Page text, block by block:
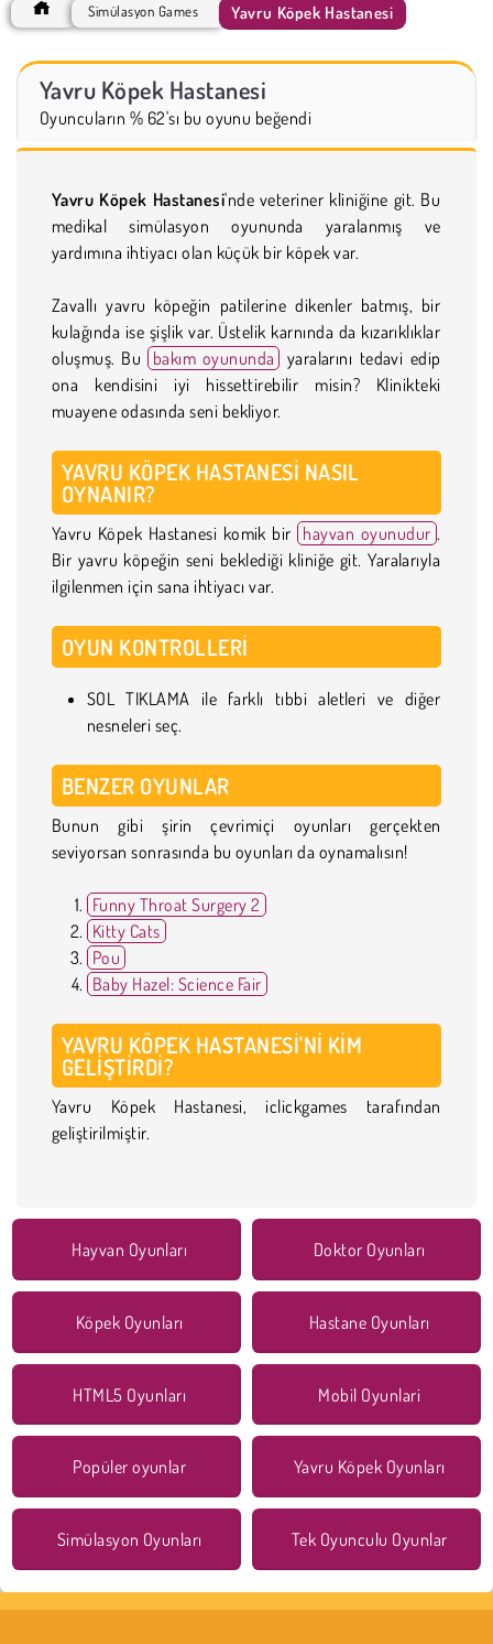
Simülasyon Games Yavru Köpek Hastanesi
Yavru Köpek Hastanesi
Oyuncuların % 62'sı bu oyunu beğendi
Yavru Köpek Hastanesi'nde veteriner kliniğine git. Bu
medikal simülasyon oyununda yaralanmış ve
yardımına ihtiyacı olan küçük bir köpek var.
Zavallı yavru köpeğin patilerine dikenler batmış, bir
kulağında ise şişlik var. Üstelik karnında da kızarıklıklar
oluşmuş. Bu
bakım oyununda
yaralarını tedavi edip
ona kendisini iyi hissettirebilir misin? Klinikteki
muayene odasında seni bekliyor.
YAVRU KÖPEK HASTANESI NASIL
OYNANIR?
Yavru Köpek Hastanesi komik bir hayvan oyunudur .
Bir yavru köpeğin seni beklediği kliniğe git. Yaralarıyla
ilgilenmen için sana ihtiyacı var.
OYUN KONTROLLERI
SOL TIKLAMA ile farklı tıbbi aletleri ve diğer
nesneleri seç.
BENZER OYUNLAR
Bunun gibi şirin çevrimiçi oyunları gerçekten
seviyorsan sonrasında bu oyunları da oynamalısın!
Funny Throat Surgery 2
Kitty Cats
Pou
Baby Hazel: Science Fair
YAVRU KÖPEK HASTANESI'NI KIM
GELIŞTIRDI?
Yavru Köpek Hastanesi, iclickgames tarafından
geliştirilmiştir.
Hayvan Oyunları Doktor Oyunları
Köpek Oyunları Hastane Oyunları
HTML5 Oyunları Mobil Oyunlari
Popüler oyunlar Yavru Köpek Oyunları
Simülasyon Oyunları Tek Oyunculu Oyunlar